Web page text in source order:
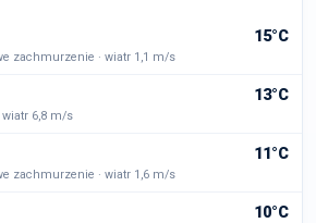
15°C
zachmurzenie · wiatr 1,1 m/s
13°C
wiatr 6,8 m/s
11°C
zachmurzenie · wiatr 1,6 m/s
10°C